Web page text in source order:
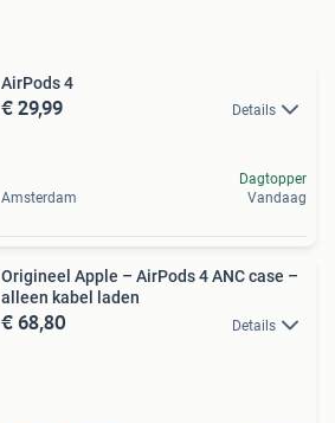
AirPods 4
€ 29,99 Details
Amsterdam
Dagtopper
Vandaag
Origineel Apple – AirPods 4 ANC case –
alleen kabel laden
€ 68,80 Details